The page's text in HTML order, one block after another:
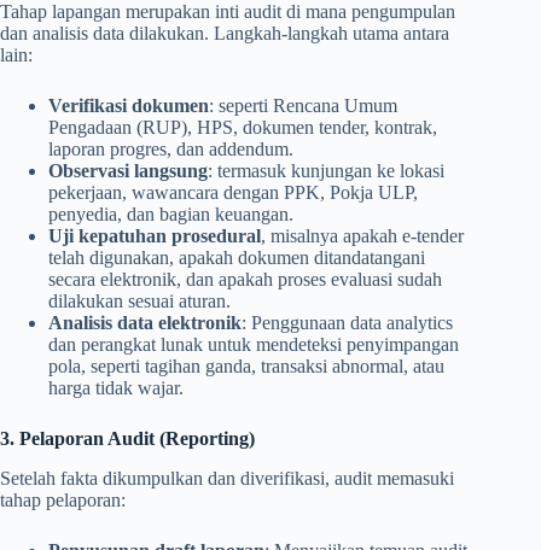
Tahap lapangan merupakan inti audit di mana pengumpulan
dan analisis data dilakukan. Langkah-langkah utama antara
lain:
Verifikasi dokumen: seperti Rencana Umum
Pengadaan (RUP), HPS, dokumen tender, kontrak,
laporan progres, dan addendum.
Observasi langsung: termasuk kunjungan ke lokasi
pekerjaan, wawancara dengan PPK, Pokja ULP,
penyedia, dan bagian keuangan.
Uji kepatuhan prosedural, misalnya apakah e-tender
telah digunakan, apakah dokumen ditandatangani
secara elektronik, dan apakah proses evaluasi sudah
dilakukan sesuai aturan.
Analisis data elektronik: Penggunaan data analytics
dan perangkat lunak untuk mendeteksi penyimpangan
pola, seperti tagihan ganda, transaksi abnormal, atau
harga tidak wajar.
3. Pelaporan Audit (Reporting)
Setelah fakta dikumpulkan dan diverifikasi, audit memasuki
tahap pelaporan: